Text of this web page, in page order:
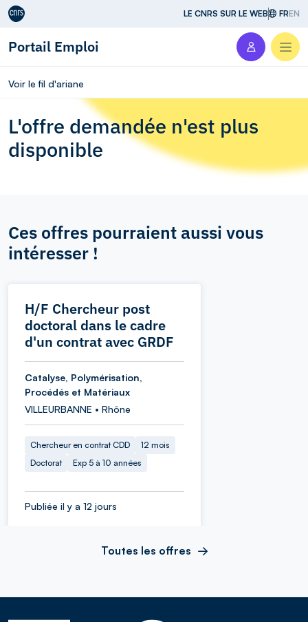
Aller au contenu LE CNRS SUR LE WEB FREN
Portail Emploi
Voir le fil d'ariane
L'offre demandée n'est plus
disponible
Ces offres pourraient aussi vous
intéresser !
H/F Chercheur post
doctoral dans le cadre
d'un contrat avec GRDF
Catalyse, Polymérisation,
Procédés et Matériaux
VILLEURBANNE • Rhône
Chercheur en contrat CDD
12 mois
Doctorat
Exp 5 à 10 années
Publiée il y a 12 jours
Toutes les offres